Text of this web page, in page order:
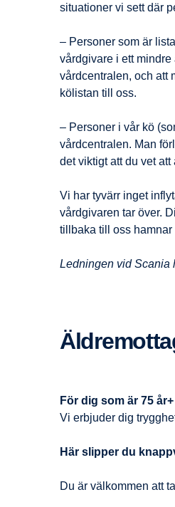
situationer vi sett där
– Personer som är
vårdgivare i ett
vårdcentralen, och att
kölistan till oss.
– Personer i vår kö
vårdcentralen. Man
det viktigt att du vet
Vi har tyvärr inget
vårdgivaren tar över.
tillbaka till oss
Ledningen vid Scania
För dig som är 75 år+
Vi erbjuder dig
Här slipper du
Du är välkommen att